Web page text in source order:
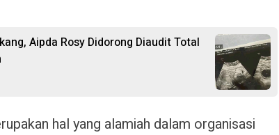
Aipda Rosy Didorong Diaudit Total
hal yang alamiah dalam organisasi